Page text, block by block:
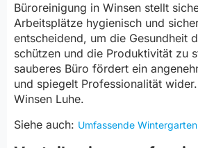
Büroreinigung in Winsen stellt
Arbeitsplätze hygienisch und
entscheidend, um die Gesundheit
schützen und die Produktivität zu
sauberes Büro fördert ein
und spiegelt Professionalität
Winsen Luhe.
Siehe auch: Umfassende